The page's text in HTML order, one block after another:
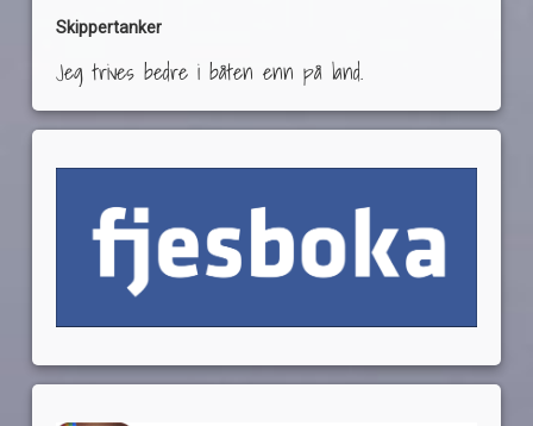
Skippertanker
Jeg trives bedre i båten enn på land.